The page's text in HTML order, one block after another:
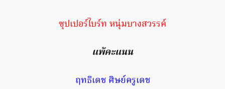
ซุปเปอร์ไบร์ท หนุ่มบางสวรรค์
แพ้คะแนน
ฤทธิเดช ศิษย์ครูเดช